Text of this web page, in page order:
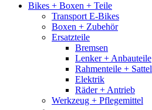
Bikes + Boxen + Teile
Transport E-Bikes
Boxen + Zubehör
Ersatzteile
Bremsen
Lenker + Anbauteile
Rahmenteile + Sattel
Elektrik
Räder + Antrieb
Werkzeug + Pflegemittel